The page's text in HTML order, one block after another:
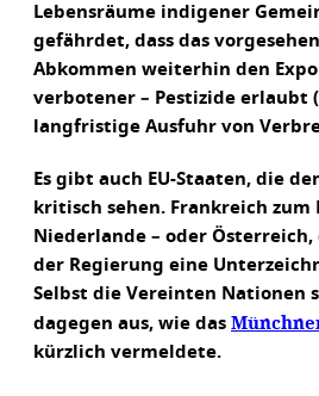
Lebensräume indigener
gefährdet, dass das
Abkommen weiterhin den
verbotener – Pestizide erlaubt
langfristige Ausfuhr von
Es gibt auch EU-Staaten, die
kritisch sehen. Frankreich zum
Niederlande – oder Österreich,
der Regierung eine
Selbst die Vereinten Nationen
dagegen aus, wie das
kürzlich vermeldete.